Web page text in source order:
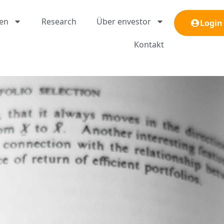
Research Über envestor
Kontakt
Login